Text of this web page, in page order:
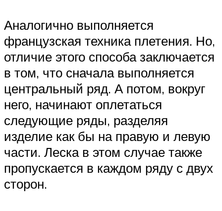
Аналогично выполняется
французская техника плетения. Но,
отличие этого способа заключается
в том, что сначала выполняется
центральный ряд. А потом, вокруг
него, начинают оплетаться
следующие ряды, разделяя
изделие как бы на правую и левую
части. Леска в этом случае также
пропускается в каждом ряду с двух
сторон.